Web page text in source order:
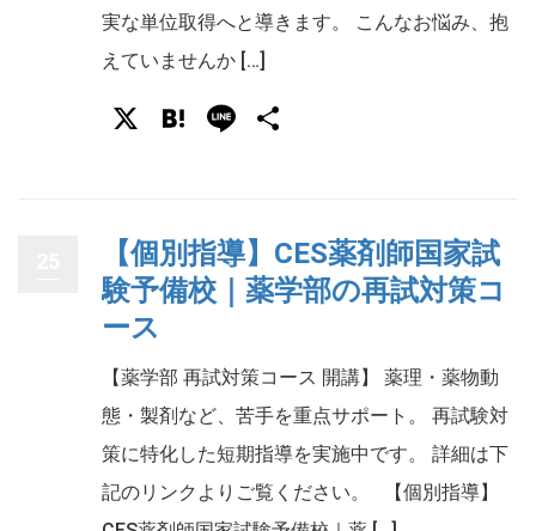
実な単位取得へと導きます。 こんなお悩み、抱
えていませんか […]
X Hatena
Line
【個別指導】CES薬剤師国家試
験予備校｜薬学部の再試対策コ
ース
【薬学部 再試対策コース 開講】 薬理・薬物動
態・製剤など、苦手を重点サポート。 再試験対
策に特化した短期指導を実施中です。 詳細は下
記のリンクよりご覧ください。 【個別指導】